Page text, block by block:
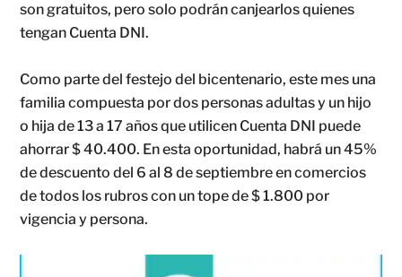
son gratuitos, pero solo podrán canjearlos quienes
tengan Cuenta DNI.
Como parte del festejo del bicentenario, este mes una
familia compuesta por dos personas adultas y un hijo
o hija de 13 a 17 años que utilicen Cuenta DNI puede
ahorrar $ 40.400. En esta oportunidad, habrá un 45%
de descuento del 6 al 8 de septiembre en comercios
de todos los rubros con un tope de $ 1.800 por
vigencia y persona.